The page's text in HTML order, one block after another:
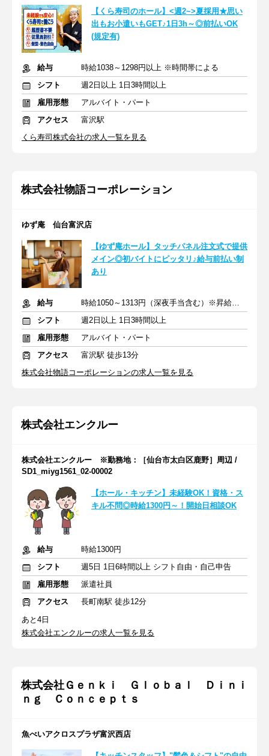
【くら寿司のホール】<週2~>夏採用★思い
出もお小遣いもGET♪1日3h～◎前払いOK
(規定有)
給与
時給1038～1298円以上 ※時間帯による
シフト
週2日以上 1日3時間以上
雇用形態
アルバイト・パート
アクセス
富沢駅
くら寿司株式会社の求人一覧を見る
株式会社物語コーポレーション
ゆず庵 仙台富沢店
【ゆず庵ホール】タッチパネル注文式で提供
メイン◎初バイトにピッタリ♪給与前払い制
あり
給与
時給1050～1313円（深夜手当含む）※昇給は随時あり
シフト
週2日以上 1日3時間以上
雇用形態
アルバイト・パート
アクセス
富沢駅 徒歩13分
株式会社物語コーポレーションの求人一覧を見る
株式会社エンクルー
株式会社エンクルー ※勤務地：［仙台市太白区鹿野］周辺 /
SD1_miyg1561_02-00002
【ホール・キッチン】未経験OK！資格・ス
キル不問◎時給1300円～！開始日相談OK
給与
時給1300円
シフト
週5日 1日6時間以上 シフト自由・自己申告
雇用形態
派遣社員
アクセス
長町南駅 徒歩12分
あと4日
株式会社エンクルーの求人一覧を見る
株式会社Ｇｅｎｋｉ Ｇｌｏｂａｌ Ｄｉｎｉ
ｎｇ Ｃｏｎｃｅｐｔｓ
魚べいアクロスプラザ富沢西店